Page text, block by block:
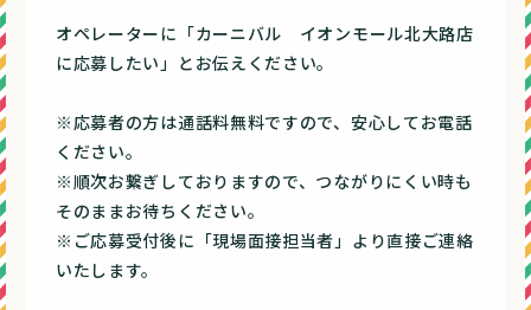
オペレーターに「カーニバル イオンモール北大路店
に応募したい」とお伝えください。
※応募者の方は通話料無料ですので、安心してお電話
ください。
※順次お繋ぎしておりますので、つながりにくい時も
そのままお待ちください。
※ご応募受付後に「現場面接担当者」より直接ご連絡
いたします。